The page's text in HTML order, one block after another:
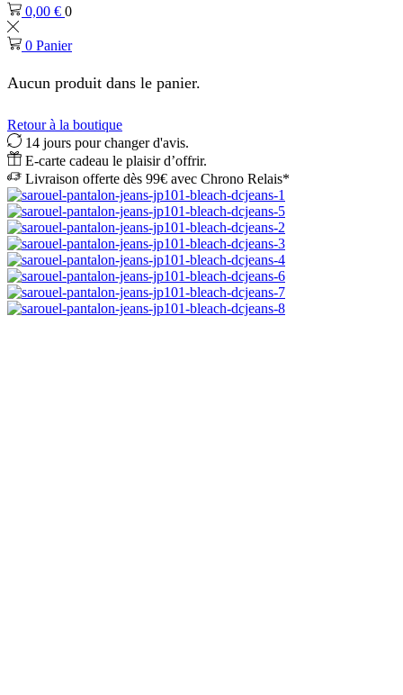
0,00 € 0
0 Panier
Aucun produit dans le panier.
Retour à la boutique
14 jours pour changer d'avis.
E-carte cadeau le plaisir d’offrir.
Livraison offerte dès 99€ avec Chrono Relais*